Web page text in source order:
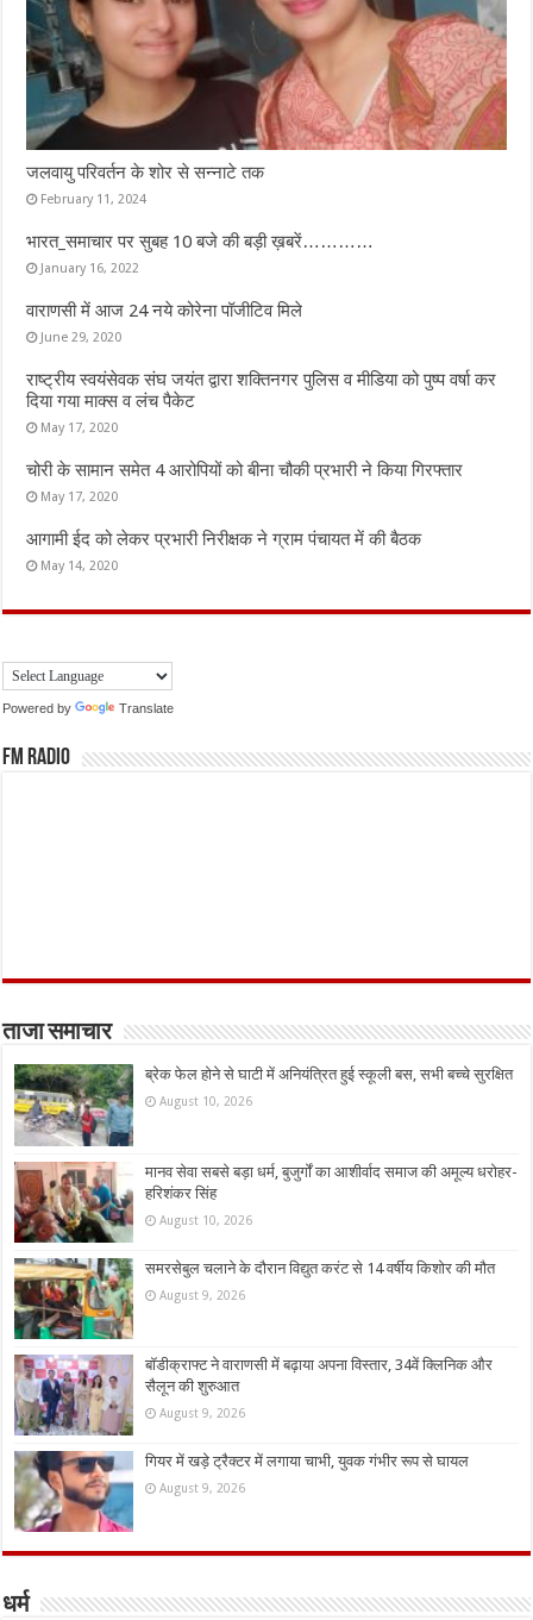
जलवायु परिवर्तन के शोर से सन्नाटे तक
February 11, 2024
भारत_समाचार पर सुबह 10 बजे की बड़ी ख़बरें…………
January 16, 2022
वाराणसी में आज 24 नये कोरेना पॉजीटिव मिले
June 29, 2020
राष्ट्रीय स्वयंसेवक संघ जयंत द्वारा शक्तिनगर पुलिस व मीडिया को पुष्प वर्षा कर
दिया गया माक्स व लंच पैकेट
May 17, 2020
चोरी के सामान समेत 4 आरोपियों को बीना चौकी प्रभारी ने किया गिरफ्तार
May 17, 2020
आगामी ईद को लेकर प्रभारी निरीक्षक ने ग्राम पंचायत में की बैठक
May 14, 2020
Powered by Translate
FM Radio
ताजा समाचार
ब्रेक फेल होने से घाटी में अनियंत्रित हुई स्कूली बस, सभी बच्चे सुरक्षित
August 10, 2026
मानव सेवा सबसे बड़ा धर्म, बुजुर्गों का आशीर्वाद समाज की अमूल्य धरोहर-
हरिशंकर सिंह
August 10, 2026
समरसेबुल चलाने के दौरान विद्युत करंट से 14 वर्षीय किशोर की मौत
August 9, 2026
बॉडीक्राफ्ट ने वाराणसी में बढ़ाया अपना विस्तार, 34वें क्लिनिक और
सैलून की शुरुआत
August 9, 2026
गियर में खड़े ट्रैक्टर में लगाया चाभी, युवक गंभीर रूप से घायल
August 9, 2026
धर्म